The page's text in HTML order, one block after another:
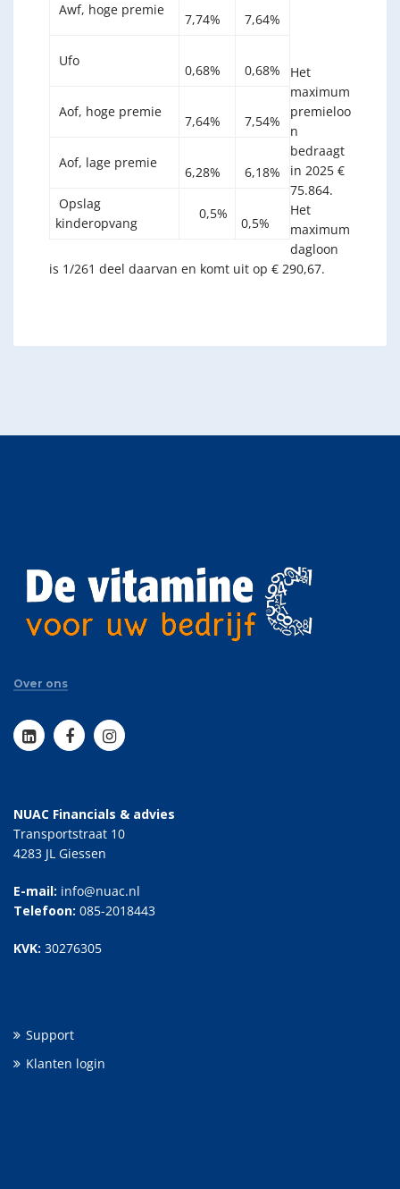
Awf, hoge premie
7,74% 7,64%
Ufo
0,68% 0,68%
Aof, hoge premie
7,64% 7,54%
Aof, lage premie
6,28%
6,18%
Opslag
kinderopvang
0,5%
0,5%
Het
maximum
premieloo
n
bedraagt
in 2025 €
75.864.
Het
maximum
dagloon
is 1/261 deel daarvan en komt uit op € 290,67.
Over ons
NUAC Financials & advies
Transportstraat 10
4283 JL Giessen
E-mail: info@nuac.nl
Telefoon: 085-2018443
KVK: 30276305
Support
Klanten login